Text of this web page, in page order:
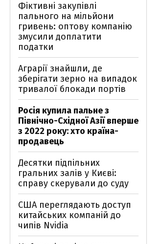
Фіктивні закупівлі
пального на мільйони
гривень: оптову компанію
змусили доплатити
податки
Аграрії знайшли, де
зберігати зерно на випадок
тривалої блокади портів
Росія купила пальне з
Північно-Східної Азії вперше
з 2022 року: хто країна-
продавець
Десятки підпільних
гральних залів у Києві:
справу скерували до суду
США переглядають доступ
китайських компаній до
чипів Nvidia